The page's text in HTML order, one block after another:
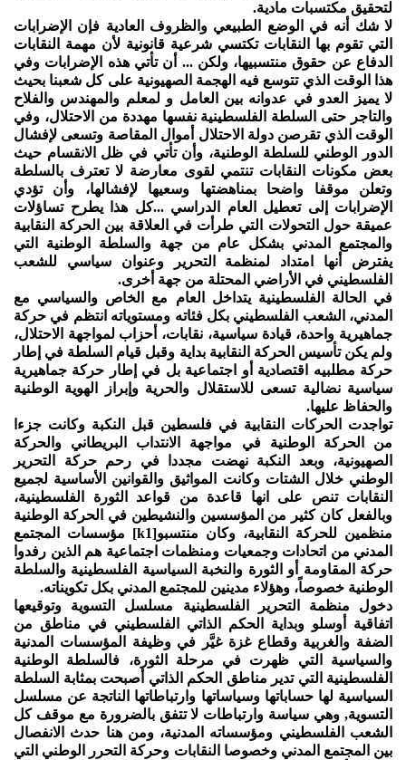
لتحقيق مكتسبات مادية.
لا شك أنه في الوضع الطبيعي والظروف العادية فإن الإضرابات
التي تقوم بها النقابات تكتسي شرعية قانونية لأن مهمة النقابات
الدفاع عن حقوق منتسبيها، ولكن ... أن تأتي هذه الإضرابات وفي
هذا الوقت الذي تتوسع فيه الهجمة الصهيونية على كل شعبنا بحيث
لا يميز العدو في عدوانه بين العامل و لمعلم والمهندس والفلاح
والتاجر حتى السلطة الفلسطينية نفسها مهددة من الاحتلال، وفي
الوقت الذي تقرصن دولة الاحتلال أموال المقاصة وتسعى لإفشال
الدور الوطني للسلطة الوطنية، وأن تأتي في ظل الانقسام حيث
بعض مكونات النقابات تنتمي لقوى معارضة لا تعترف بالسلطة
وتعلن موقفا واضحا بمناهضتها وسعيها لإفشالها، وأن تؤدي
الإضرابات إلى تعطيل العام الدراسي ...كل هذا يطرح تساؤلات
عميقة حول التحولات التي طرأت في العلاقة بين الحركة النقابية
والمجتمع المدني بشكل عام من جهة والسلطة الوطنية التي
يفترض أنها امتداد لمنظمة التحرير وعنوان سياسي للشعب
الفلسطيني في الأراضي المحتلة من جهة أخرى.
في الحالة الفلسطينية يتداخل العام مع الخاص والسياسي مع
المدني، الشعب الفلسطيني بكل فئاته ومستوياته انتظم في حركة
جماهيرية واحدة، قيادة سياسية، نقابات، أحزاب لمواجهة الاحتلال،
ولم يكن تأسيس الحركة النقابية بداية وقبل قيام السلطة في إطار
حركة مطلبيه اقتصادية أو اجتماعية بل في إطار حركة جماهيرية
سياسية نضالية تسعى للاستقلال والحرية وإبراز الهوية الوطنية
والحفاظ عليها.
تواجدت الحركات النقابية في فلسطين قبل النكبة وكانت جزءا
من الحركة الوطنية في مواجهة الانتداب البريطاني والحركة
الصهيونية، وبعد النكبة نهضت مجددا في رحم حركة التحرير
الوطني خلال الشتات وكانت المواثيق والقوانين الأساسية لجميع
النقابات تنص على انها قاعدة من قواعد الثورة الفلسطينية،
وبالفعل كان كثير من المؤسسين والنشيطين في الحركة الوطنية
منظمين للحركة النقابية، وكان منتسبو[k1] مؤسسات المجتمع
المدني من اتحادات وجمعيات ومنظمات اجتماعية هم الذين رفدوا
حركة المقاومة أو الثورة والنخبة السياسية الفلسطينية والسلطة
الوطنية خصوصاً، وهؤلاء مدينين للمجتمع المدني بكل تكويناته.
دخول منظمة التحرير الفلسطينية مسلسل التسوية وتوقيعها
اتفاقية أوسلو وبداية الحكم الذاتي الفلسطيني في مناطق من
الضفة والغربية وقطاع غزة غيَّر في وظيفة المؤسسات المدنية
والسياسية التي ظهرت في مرحلة الثورة، فالسلطة الوطنية
الفلسطينية التي تدير مناطق الحكم الذاتي أصبحت بمثابة السلطة
السياسية لها حساباتها وسياساتها وارتباطاتها الناتجة عن مسلسل
التسوية, وهي سياسة وارتباطات لا تتفق بالضرورة مع موقف كل
الشعب الفلسطيني ومؤسساته المدنية، ومن هنا حدث الانفصال
بين المجتمع المدني وخصوصا النقابات وحركة التحرر الوطني التي